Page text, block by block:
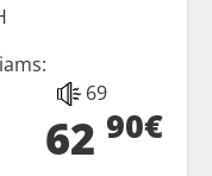
69
62 90€